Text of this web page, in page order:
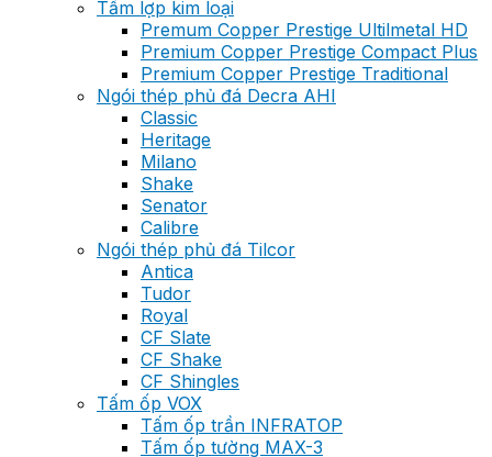
Tấm lợp kim loại
Premum Copper Prestige Ultilmetal HD
Premium Copper Prestige Compact Plus
Premium Copper Prestige Traditional
Ngói thép phủ đá Decra AHI
Classic
Heritage
Milano
Shake
Senator
Calibre
Ngói thép phủ đá Tilcor
Antica
Tudor
Royal
CF Slate
CF Shake
CF Shingles
Tấm ốp VOX
Tấm ốp trần INFRATOP
Tấm ốp tường MAX-3